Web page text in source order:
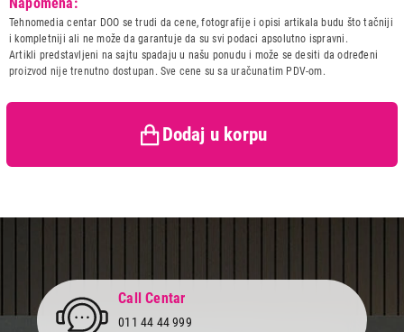
920-007145
Naziv i vrsta robe:
TASTATURA
Uvoznik:
PC CENTAR
kupaca po osnovu zakona o
zaštiti potrošača
Napomena:
Tehnomedia centar DOO se trudi da cene, fotografije i opisi artikala budu što tačniji
i kompletniji ali ne može da garantuje da su svi podaci apsolutno ispravni.
Artikli predstavljeni na sajtu spadaju u našu ponudu i može se desiti da određeni
proizvod nije trenutno dostupan. Sve cene su sa uračunatim PDV-om.
Dodaj u korpu
LOGITECH K400 PLUS Wireless Touchpad
Black US 920-007145
Nastavi kupovinu
Call Centar
011 44 44 999